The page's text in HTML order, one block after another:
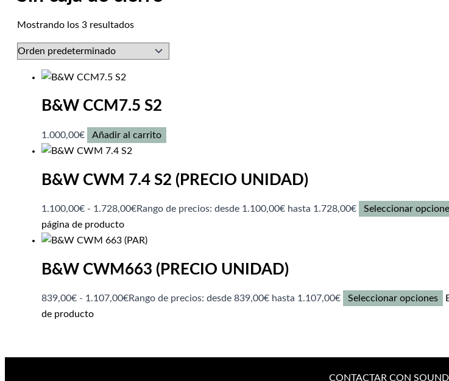
Mostrando los 3 resultados
B&W CCM7.5 S2
1.000,00€ Añadir al carrito
B&W CWM 7.4 S2 (PRECIO UNIDAD)
1.100,00€ - 1.728,00€Rango de precios: desde 1.100,00€ hasta 1.728,00€ Seleccionar
página de producto
B&W CWM663 (PRECIO UNIDAD)
839,00€ - 1.107,00€Rango de precios: desde 839,00€ hasta 1.107,00€ Seleccionar opciones
de producto
CONTACTAR CON